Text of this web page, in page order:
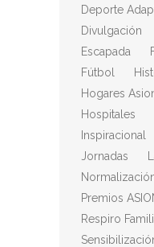
Deporte
Divulgación
Escapada
Fútbol
Hogares
Hospitales
Inspiracional
Jornadas
Premios
Respiro